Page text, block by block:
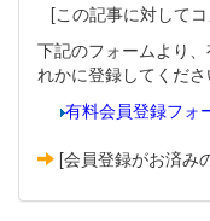
[この記事に対して
下記のフォームより
れかに登録してくださ
有料会員登録フォ
[会員登録がお済み